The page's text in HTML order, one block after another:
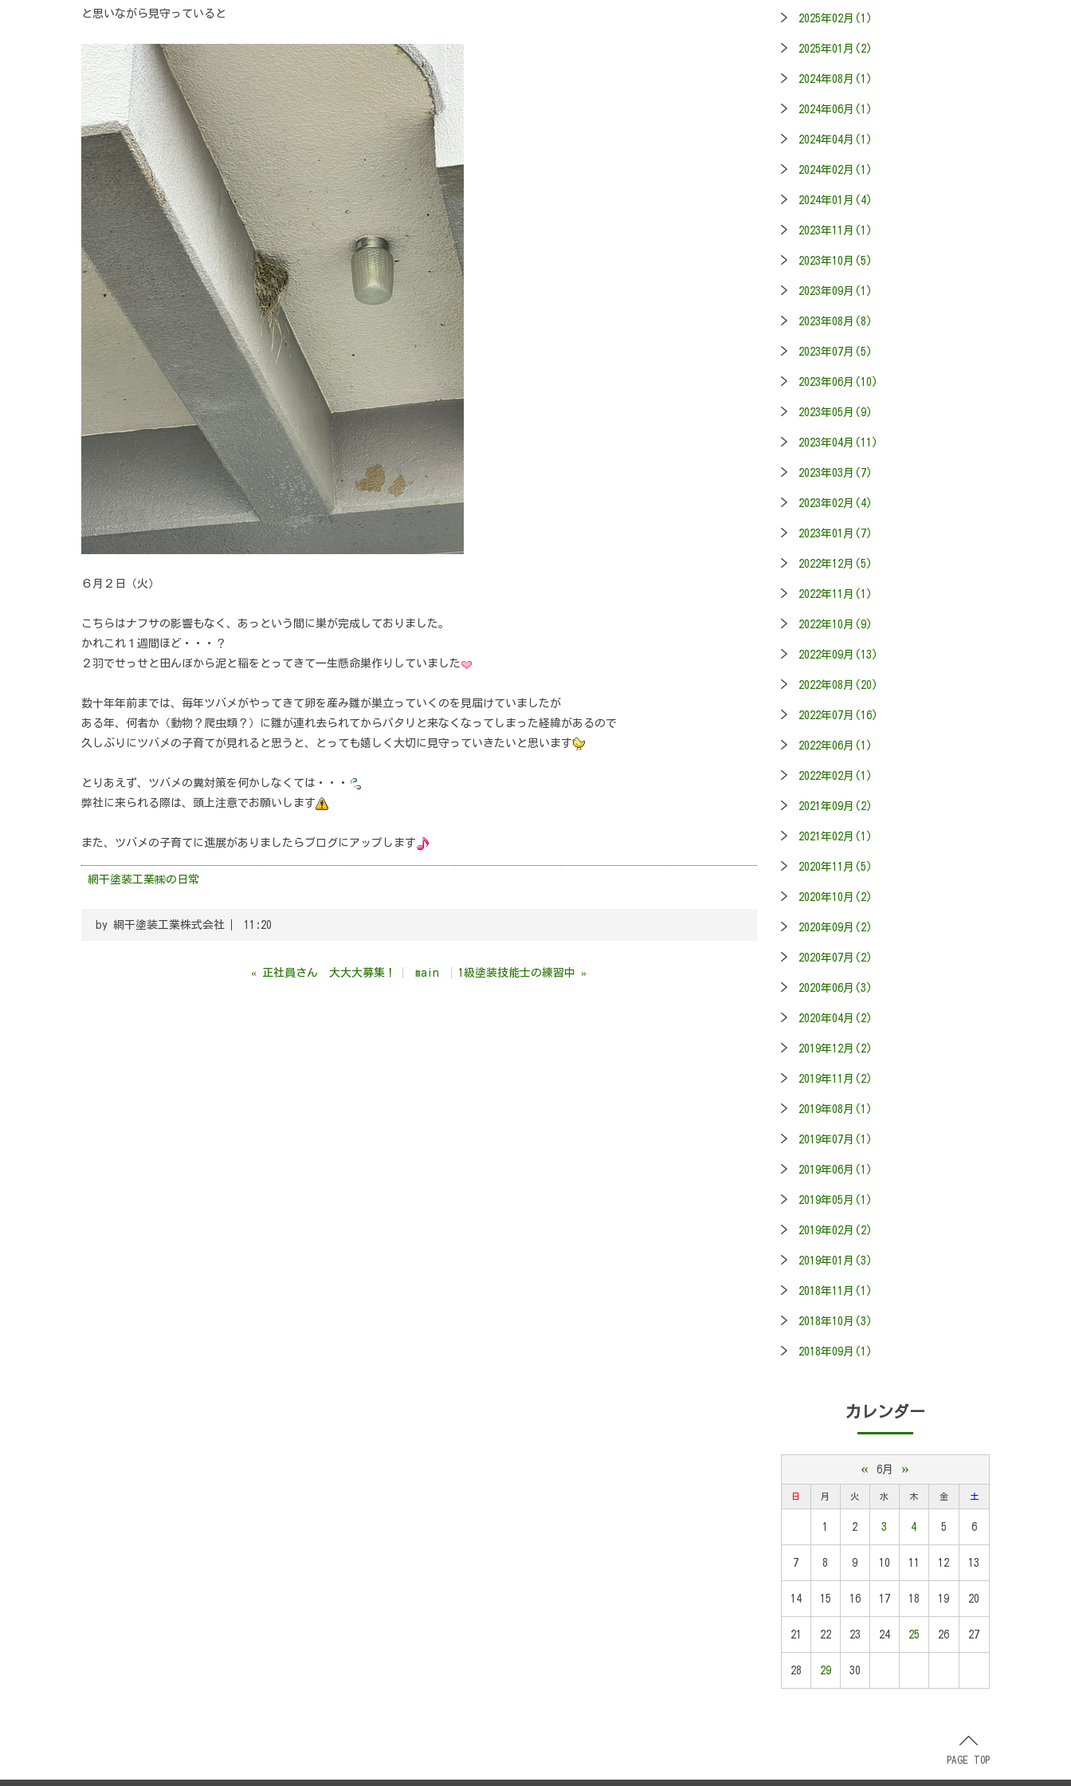
と思いながら見守っていると
６月２日（火）
こちらはナフサの影響もなく、あっという間に巣が完成しておりました。
かれこれ１週間ほど・・・？
２羽でせっせと田んぼから泥と稲をとってきて一生懸命巣作りしていました
数十年年前までは、毎年ツバメがやってきて卵を産み雛が巣立っていくのを見届けていましたが
ある年、何者か（動物？爬虫類？）に雛が連れ去られてからパタリと来なくなってしまった経緯があるので
久しぶりにツバメの子育てが見れると思うと、とっても嬉しく大切に見守っていきたいと思います
とりあえず、ツバメの糞対策を何かしなくては・・・
弊社に来られる際は、頭上注意でお願いします
また、ツバメの子育てに進展がありましたらブログにアップします
網干塗装工業㈱の日常
by 網干塗装工業株式会社 11:20
« 正社員さん 大大大募集！ main 1級塗装技能士の練習中 »
2025年02月(1)
2025年01月(2)
2024年08月(1)
2024年06月(1)
2024年04月(1)
2024年02月(1)
2024年01月(4)
2023年11月(1)
2023年10月(5)
2023年09月(1)
2023年08月(8)
2023年07月(5)
2023年06月(10)
2023年05月(9)
2023年04月(11)
2023年03月(7)
2023年02月(4)
2023年01月(7)
2022年12月(5)
2022年11月(1)
2022年10月(9)
2022年09月(13)
2022年08月(20)
2022年07月(16)
2022年06月(1)
2022年02月(1)
2021年09月(2)
2021年02月(1)
2020年11月(5)
2020年10月(2)
2020年09月(2)
2020年07月(2)
2020年06月(3)
2020年04月(2)
2019年12月(2)
2019年11月(2)
2019年08月(1)
2019年07月(1)
2019年06月(1)
2019年05月(1)
2019年02月(2)
2019年01月(3)
2018年11月(1)
2018年10月(3)
2018年09月(1)
カレンダー
« 6月 »
日 月 火 水 木 金 土
1 2 3 4 5 6
7 8 9 10 11 12 13
14 15 16 17 18 19 20
21 22 23 24 25 26 27
28 29 30
PAGE TOP